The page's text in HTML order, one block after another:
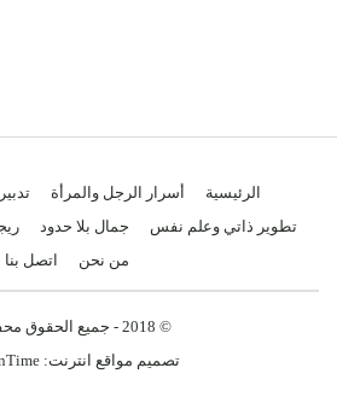
الرئيسية أسرار الرجل والمرأة
تطوير ذاتي وعلم نفس
جمال بلا حدود
من نحن
اتصل بنا
© 2018 - جميع الحقوق محفوظة.
تصميم مواقع انترنت: